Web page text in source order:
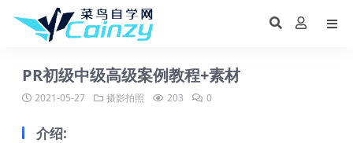
PR初级中级高级案例教程+素材
2021-05-27 摄影拍照 203 0
介绍: